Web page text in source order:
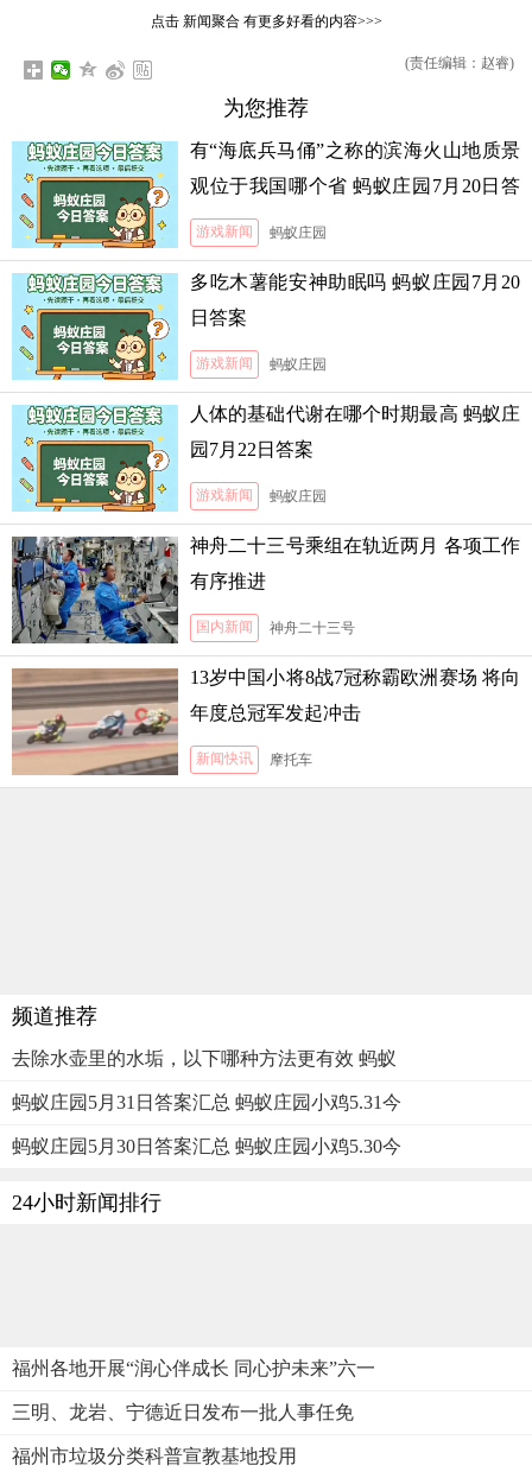
点击 新闻聚合有更多好看的内容>>>
(责任编辑：赵睿)
为您推荐
有“海底兵马俑”之称的滨海火山地质景
观位于我国哪个省 蚂蚁庄园7月20日答
案
游戏新闻 蚂蚁庄园
多吃木薯能安神助眠吗 蚂蚁庄园7月20
日答案
游戏新闻 蚂蚁庄园
人体的基础代谢在哪个时期最高 蚂蚁庄
园7月22日答案
游戏新闻 蚂蚁庄园
神舟二十三号乘组在轨近两月 各项工作
有序推进
国内新闻 神舟二十三号
13岁中国小将8战7冠称霸欧洲赛场 将向
年度总冠军发起冲击
新闻快讯 摩托车
频道推荐
去除水壶里的水垢，以下哪种方法更有效 蚂蚁
蚂蚁庄园5月31日答案汇总 蚂蚁庄园小鸡5.31今
蚂蚁庄园5月30日答案汇总 蚂蚁庄园小鸡5.30今
24小时新闻排行
福州各地开展“润心伴成长 同心护未来”六一
三明、龙岩、宁德近日发布一批人事任免
福州市垃圾分类科普宣教基地投用